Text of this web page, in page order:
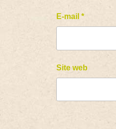
E-mail*
Site web